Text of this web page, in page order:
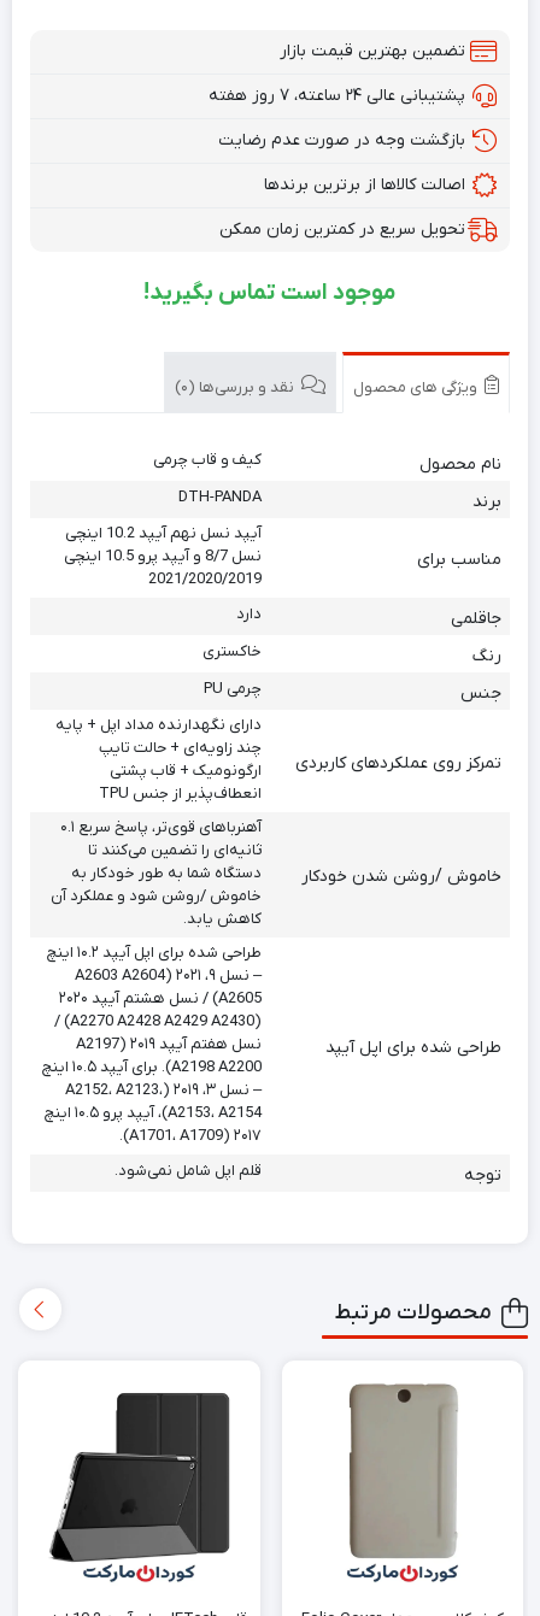
تضمین بهترین قیمت بازار
پشتیبانی عالی ۲۴ ساعته، ۷ روز هفته
بازگشت وجه در صورت عدم رضایت
اصالت کالاها از برترین برندها
تحویل سریع در کمترین زمان ممکن
موجود است تماس بگیرید!
ویژگی های محصول نقد و بررسی‌ها (0)
نام محصول کیف و قاب چرمی
برند DTH-PANDA
مناسب برای
آیپد نسل نهم آیپد 10.2 اینچی
نسل 8/7 و آیپد پرو 10.5 اینچی
2021/2020/2019
جاقلمی دارد
رنگ خاکستری
جنس چرمی PU
تمرکز روی عملکردهای کاربردی
دارای نگهدارنده مداد اپل + پایه
چند زاویه‌ای + حالت تایپ
ارگونومیک + قاب پشتی
انعطاف‌پذیر از جنس TPU
خاموش /روشن شدن خودکار
آهنرباهای قوی‌تر، پاسخ سریع ۰.۱
ثانیه‌ای را تضمین می‌کنند تا
دستگاه شما به طور خودکار به
خاموش /روشن شود و عملکرد آن
کاهش یابد.
طراحی شده برای اپل آیپد
طراحی شده برای اپل آیپد ۱۰.۲ اینچ
– نسل ۹، ۲۰۲۱ (A2603 A2604
A2605) / نسل هشتم آیپد ۲۰۲۰
(A2270 A2428 A2429 A2430) /
نسل هفتم آیپد ۲۰۱۹ (A2197
A2198 A2200). برای آیپد ۱۰.۵ اینچ
– نسل ۳، ۲۰۱۹ (A2152، A2123،
A2153، A2154)، آیپد پرو ۱۰.۵ اینچ
۲۰۱۷ (A1701، A1709).
توجه قلم اپل شامل نمی‌شود.
محصولات مرتبط